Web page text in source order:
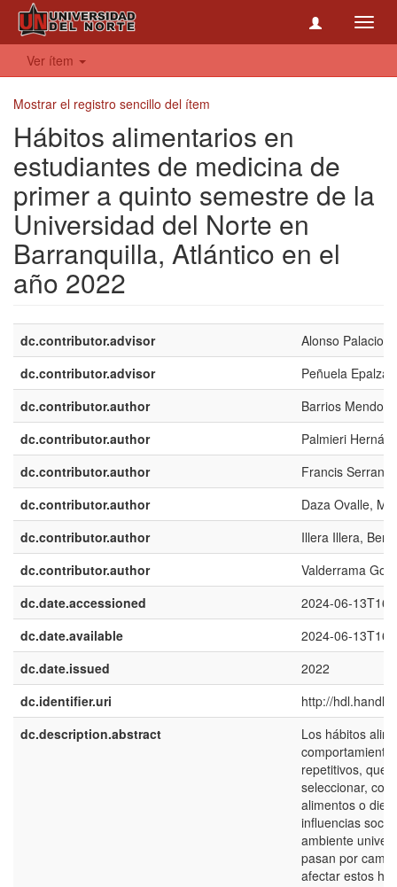
Ver ítem
Mostrar el registro sencillo del ítem
Hábitos alimentarios en
estudiantes de medicina de
primer a quinto semestre de la
Universidad del Norte en
Barranquilla, Atlántico en el
año 2022
dc.contributor.advisor
Alonso Palacio,
dc.contributor.advisor
Peñuela
dc.contributor.author
Barrios
dc.contributor.author
Palmieri
dc.contributor.author
Francis
dc.contributor.author
Daza Ovalle,
dc.contributor.author
Illera Illera,
dc.contributor.author
Valderrama
dc.date.accessioned
2024-06-
dc.date.available
2024-06-
dc.date.issued
2022
dc.identifier.uri
http://
dc.description.abstract
Los hábitos
repetitivos, que
seleccionar,
alimentos o
influencias
ambiente
pasan por
afectar estos